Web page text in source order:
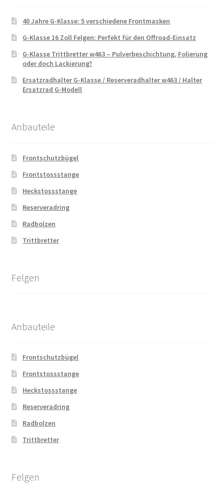
40 Jahre G-Klasse: 5 verschiedene Frontmasken
G-Klasse 16 Zoll Felgen: Perfekt für den Offroad-Einsatz
G-Klasse Trittbretter w463 – Pulverbeschichtung, Folierung
oder doch Lackierung?
Ersatzradhalter G-Klasse / Reserveradhalter w463 / Halter
Ersatzrad G-Modell
Anbauteile
Frontschutzbügel
Frontstossstange
Heckstossstange
Reserveradring
Radbolzen
Trittbretter
Felgen
Anbauteile
Frontschutzbügel
Frontstossstange
Heckstossstange
Reserveradring
Radbolzen
Trittbretter
Felgen